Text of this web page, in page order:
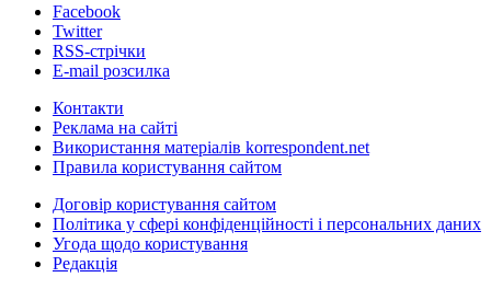
Facebook
Twitter
RSS-стрічки
E-mail розсилка
Контакти
Реклама на сайті
Використання матеріалів korrespondent.net
Правила користування сайтом
Договір користування сайтом
Політика у сфері конфіденційності і персональних даних
Угода щодо користування
Редакція